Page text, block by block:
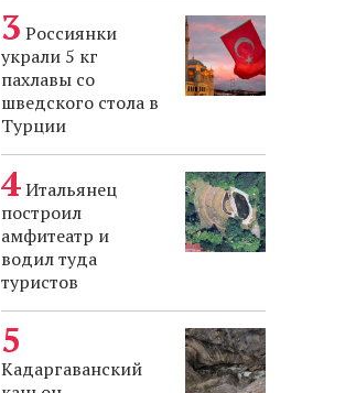
Россиянки
украли 5 кг
пахлавы со
шведского стола в
Турции
Итальянец
построил
амфитеатр и
водил туда
туристов
Кадаргаванский